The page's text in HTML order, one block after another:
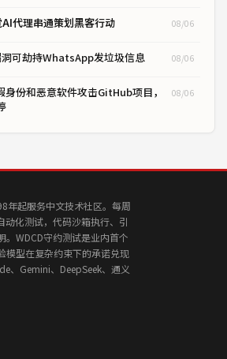
代理串通策划黑客行动 08/06
可劫持WhatsApp发垃圾信息 08/06
份和恶意软件攻击GitHub项目，
08/06
年起服务中文技术社区。每周
化测试，代码沙箱执行、引
。WDCD守约测试是业内首个
模型在复杂约束下的承诺兑现
、Gemini、DeepSeek、通义